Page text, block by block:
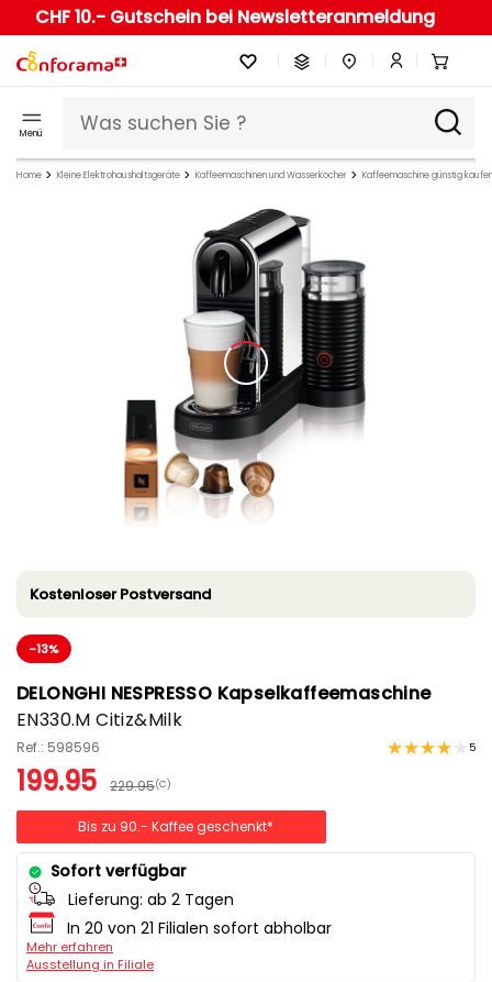
CHF 10.- Gutschein bei Newsletteranmeldung
Menü
Home Kleine Elektrohaushaltsgeräte Kaffeemaschinen und Wasserkocher Kaffeemaschine günstig kaufen
Kostenloser Postversand
-13%
DELONGHI NESPRESSO Kapselkaffeemaschine
EN330.M Citiz&Milk
Ref.: 598596 5
199.95 229.95(C)
Bis zu 90.- Kaffee geschenkt*
Sofort verfügbar
Lieferung: ab 2 Tagen
In 20 von 21 Filialen sofort abholbar
Mehr erfahren
Ausstellung in Filiale